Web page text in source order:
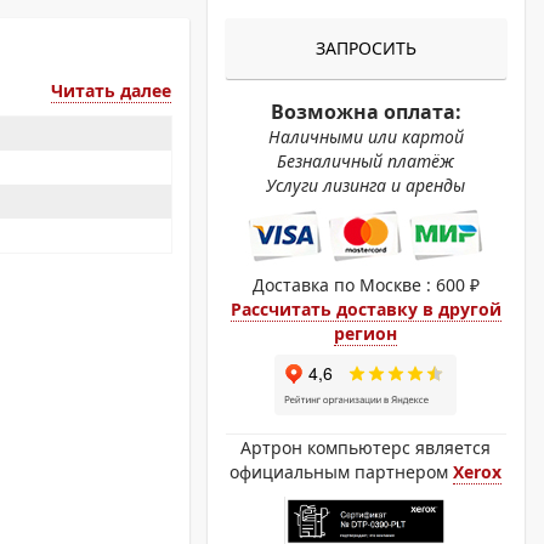
Читать далее
ЗАПРОСИТЬ
Возможна оплата:
Наличными или картой
Безналичный платёж
Услуги лизинга и аренды
Доставка по Москве : 600 ₽
Рассчитать доставку в другой
регион
Артрон компьютерс является
официальным партнеромXerox